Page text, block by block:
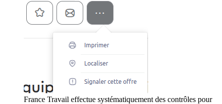
France Travail effectue systématiquement des contrôles pour